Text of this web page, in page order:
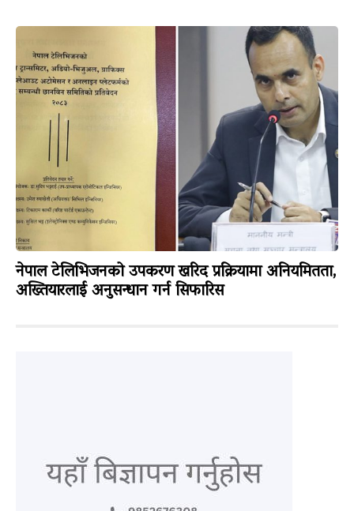
नेपाल टेलिभिजनको उपकरण खरिद प्रक्रियामा अनियमितता,
अख्तियारलाई अनुसन्धान गर्न सिफारिस